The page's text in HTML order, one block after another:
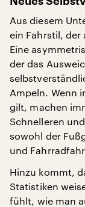
Aus diesem
ein Fahrstil, der
Eine
der das
Ampeln. Wenn
gilt, machen
Schnelleren
sowohl der
und
Hinzu kommt,
Statistiken
fühlt, wie man